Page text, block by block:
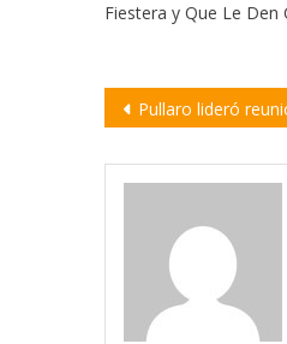
Fiestera y Que Le Den
Navegación
entradas
Pullaro lideró reuniones de trabajo para informar la situación financiera provincial que